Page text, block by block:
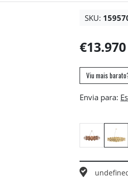
SKU:
€13.970
Viu mais
Envia para: